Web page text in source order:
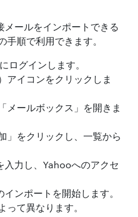
ールをインポートできる
順で利用できます。
ログインします。
アイコンをクリックしま
メールボックス」を開きま
」をクリックし、一覧から
入力し、Yahooへのアクセ
ンポートを開始します。
って異なります。